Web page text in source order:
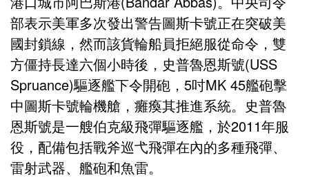
部表示美軍多次發出警告圖斯卡號正在突破美
國封鎖線，然而該貨輪船員拒絕服從命令，雙
方僵持長達六個小時後，史普魯恩斯號(USS
Spruance)驅逐艦下令開砲，5吋MK 45艦砲擊
中圖斯卡號輪機艙，癱瘓其推進系統。史普魯
恩斯號是一艘伯克級飛彈驅逐艦，於2011年服
役，配備包括戰斧巡弋飛彈在內的多種飛彈、
雷射武器、艦砲和魚雷。